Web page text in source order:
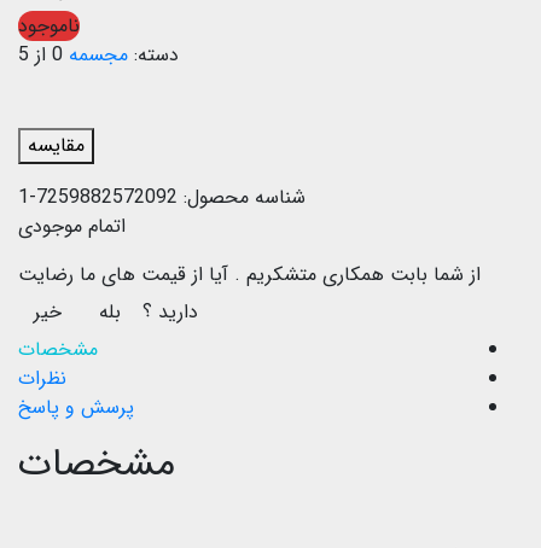
ناموجود
دسته: مجسمه 0 از 5
مقایسه
شناسه محصول: 7259882572092-1
اتمام موجودی
از شما بابت همکاری متشکریم . آیا از قیمت های ما رضایت
دارید ؟
بله
خیر
مشخصات
نظرات
پرسش و پاسخ
مشخصات